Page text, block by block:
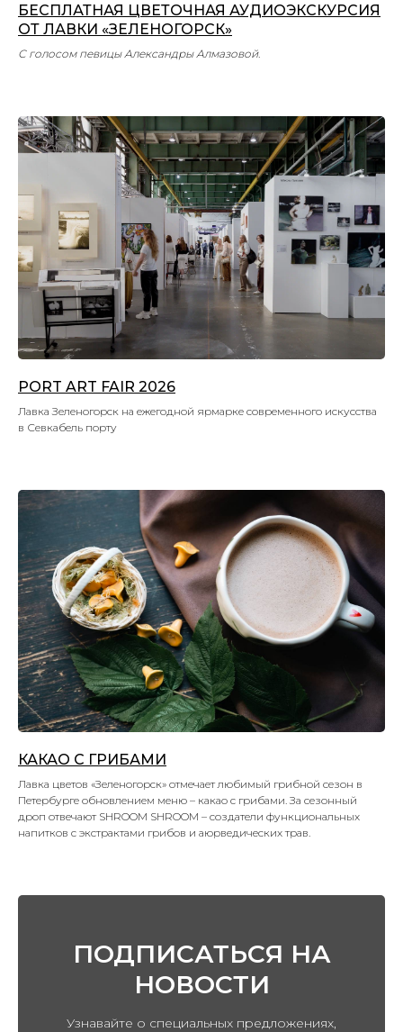
БЕСПЛАТНАЯ ЦВЕТОЧНАЯ АУДИОЭКСКУРСИЯ
ОТ ЛАВКИ «ЗЕЛЕНОГОРСК»
С голосом певицы Александры Алмазовой.
PORT ART FAIR 2026
Лавка Зеленогорск на ежегодной ярмарке современного искусства
в Севкабель порту
КАКАО С ГРИБАМИ
Лавка цветов «Зеленогорск» отмечает любимый грибной сезон в
Петербурге обновлением меню – какао с грибами. За сезонный
дроп отвечают SHROOM SHROOM – создатели функциональных
напитков с экстрактами грибов и аюрведических трав.
ПОДПИСАТЬСЯ НА
НОВОСТИ
Узнавайте о специальных предложениях,